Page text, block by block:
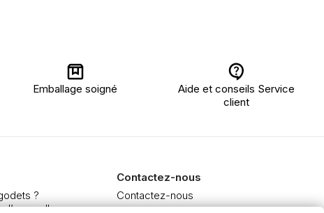
Emballage soigné
Aide et conseils Service
client
?
l’aquarelle
Contactez-nous
Contactez-nous